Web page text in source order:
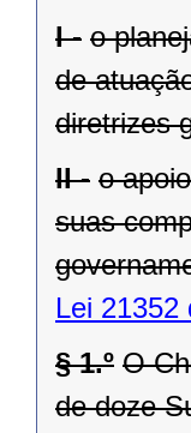
I - o
de
diretrizes
II - o
suas
Lei 21352
§ 1.º O
de doze